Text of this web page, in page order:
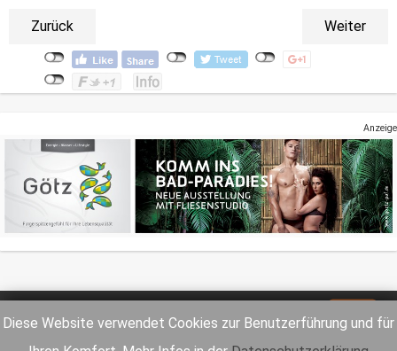
Diese Website verwendet Cookies zur Benutzerführung und für
Zurück Weiter
Anzeige